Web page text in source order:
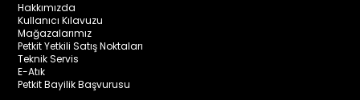
Hakkımızda
Kullanıcı Kılavuzu
Mağazalarımız
Petkit Yetkili Satış Noktaları
Teknik Servis
E-Atık
Petkit Bayilik Başvurusu